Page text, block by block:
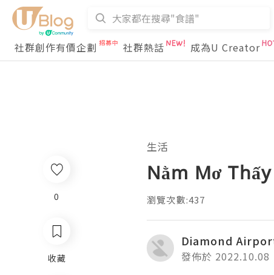
社群創作有價企劃
社群熱話 成為U Creator
0
收藏
生活
Nằm Mơ
瀏覽次數:437
Diamond
發佈於 2022.10.08